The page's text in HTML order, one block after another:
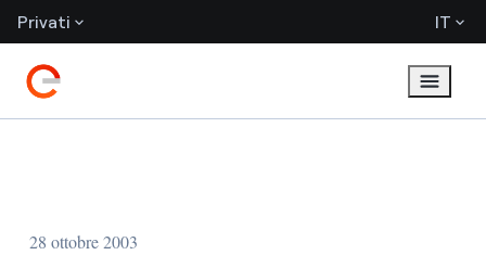
Privati IT
28 ottobre 2003